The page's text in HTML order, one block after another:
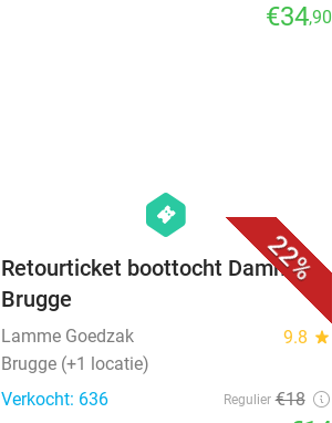
€34,90
22%
hexagon
events
Retourticket boottocht Damme-
Brugge
Lamme Goedzak 9.8 star
Brugge (+1 locatie)
Verkocht: 636
Regulier €18